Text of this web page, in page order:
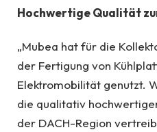
Hochwertige Qualität
„Mubea hat für die
der Fertigung von
Elektromobilität genutzt.
die qualitativ
der DACH-Region